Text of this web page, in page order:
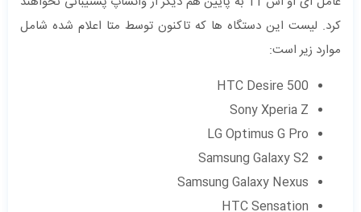
کرد. لیست این دستگاه ها که تاکنون توسط متا اعلام شده شامل
موارد زیر است:
HTC Desire 500
Sony Xperia Z
LG Optimus G Pro
Samsung Galaxy S2
Samsung Galaxy Nexus
HTC Sensation